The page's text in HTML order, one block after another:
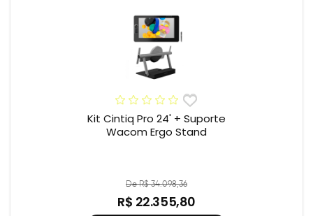
Kit Cintiq Pro 24' + Suporte
Wacom Ergo Stand
De R$ 34.098,36
R$ 22.355,80